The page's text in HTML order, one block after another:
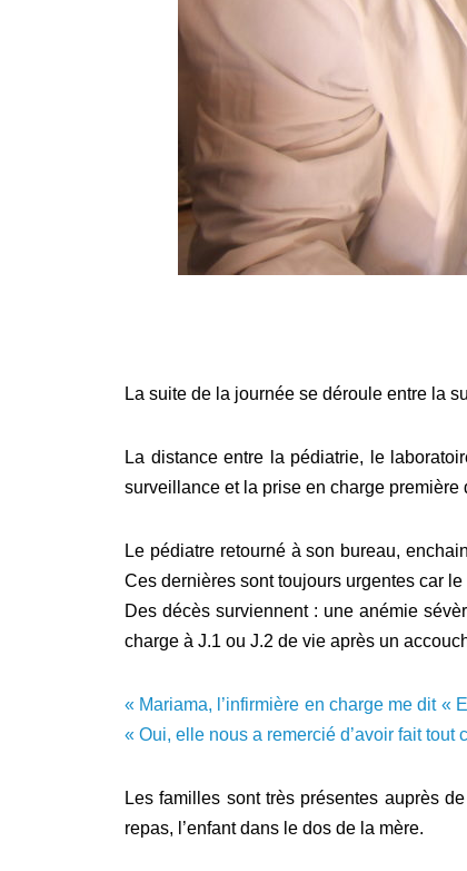
La suite de la journée se déroule entre la
La distance entre la pédiatrie, le
surveillance et la prise en charge première
Le pédiatre retourné à son bureau,
Ces dernières sont toujours urgentes car
Des décès surviennent : une anémie
charge à J.1 ou J.2 de vie après un
« Mariama, l’infirmière en charge me dit «
« Oui, elle nous a remercié d’avoir fait tout
Les familles sont très présentes auprès
repas, l’enfant dans le dos de la mère.